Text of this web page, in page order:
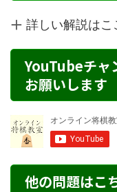
詳しい解説はこ
YouTubeチャ
お願いします
他の問題はこ